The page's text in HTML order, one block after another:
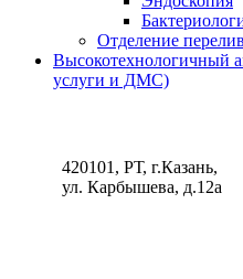
Отделение
Высокотехнологичный
услуги и ДМС)
420101, РТ, г.Казань,
ул. Карбышева, д.12а